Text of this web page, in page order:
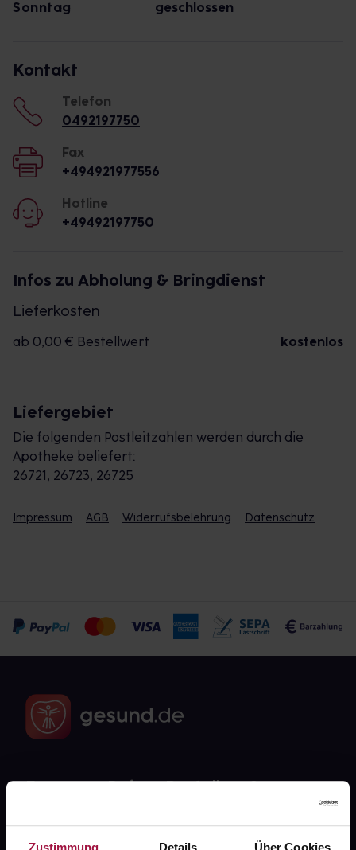
Zustimmung Details Über Cookies
Sonntag
geschlossen
Kontakt
Telefon
0492197750
Fax
+494921977556
Hotline
+49492197750
Infos zu Abholung & Bringdienst
Lieferkosten
ab 0,00 € Bestellwert kostenlos
Liefergebiet
Die folgenden Postleitzahlen werden durch die
Apotheke beliefert:
26721, 26723, 26725
Impressum AGB Widerrufsbelehrung Datenschutz
Fragen zu Deiner Bestellung?